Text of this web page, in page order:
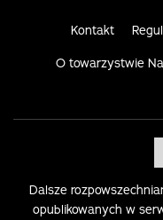
Kontakt
O towarzystwie
Dalsze
opublikowanych w